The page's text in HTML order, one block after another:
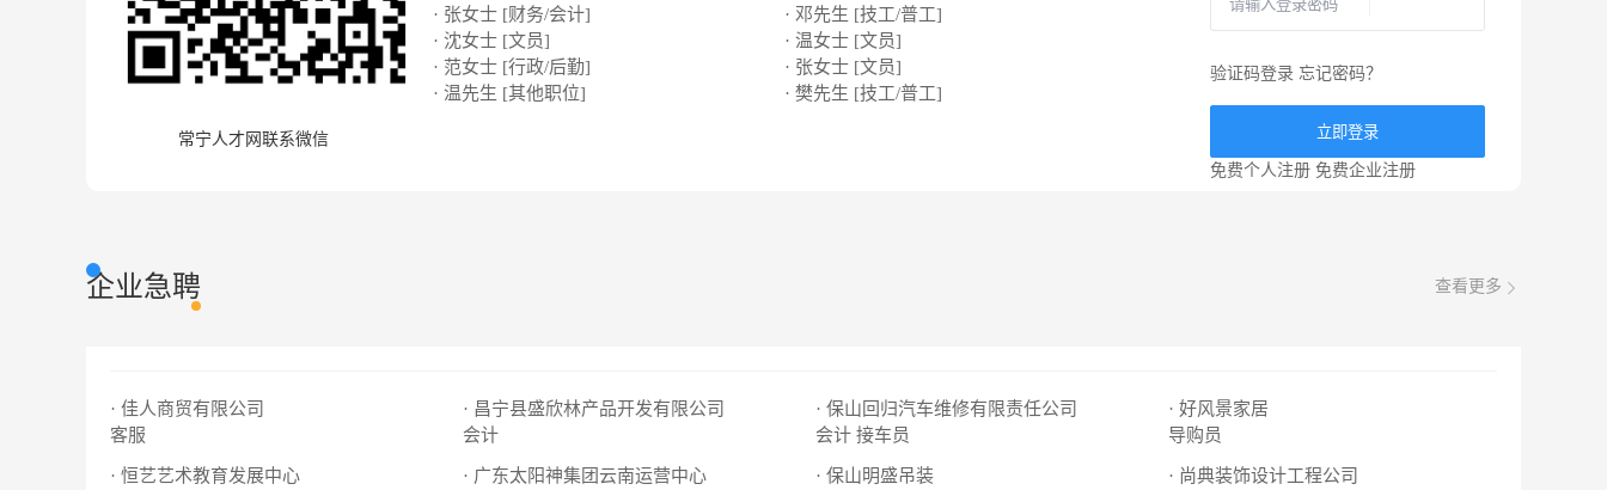
常宁人才网联系微信
· 张女士 [财务/会计]
· 邓先生 [技工/普工]
· 沈女士 [文员]
· 温女士 [文员]
· 范女士 [行政/后勤]
· 张女士 [文员]
· 温先生 [其他职位]
· 樊先生 [技工/普工]
验证码登录 忘记密码？
立即登录
免费个人注册 免费企业注册
企业急聘 查看更多
· 佳人商贸有限公司
客服
· 昌宁县盛欣林产品开发有限公司
会计
· 保山回归汽车维修有限责任公司
会计 接车员
· 好风景家居
导购员
· 恒艺艺术教育发展中心
· 广东太阳神集团云南运营中心
· 保山明盛吊装
· 尚典装饰设计工程公司